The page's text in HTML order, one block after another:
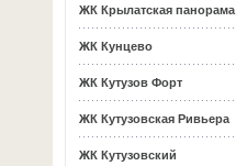
ЖК Крылатская панорама
ЖК Кунцево
ЖК Кутузов Форт
ЖК Кутузовская Ривьера
ЖК Кутузовский